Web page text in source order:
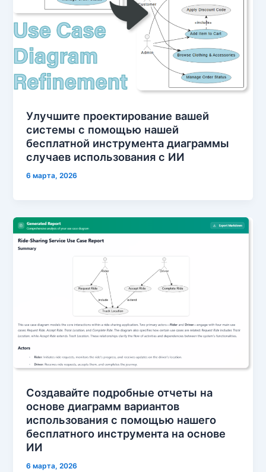
Улучшите проектирование вашей
системы с помощью нашей
бесплатной инструмента диаграммы
случаев использования с ИИ
6 марта, 2026
Создавайте подробные отчеты на
основе диаграмм вариантов
использования с помощью нашего
бесплатного инструмента на основе
ИИ
6 марта, 2026